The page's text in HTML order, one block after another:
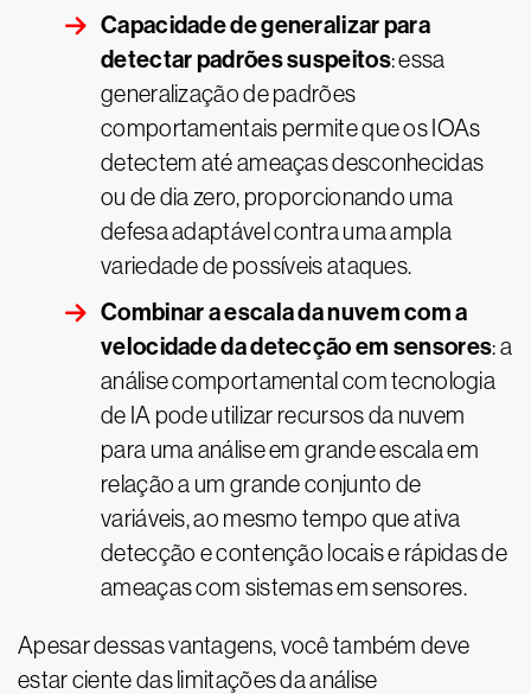
Capacidade de generalizar para
detectar padrões suspeitos: essa
generalização de padrões
comportamentais permite que os IOAs
detectem até ameaças desconhecidas
ou de dia zero, proporcionando uma
defesa adaptável contra uma ampla
variedade de possíveis ataques.
Combinar a escala da nuvem com a
velocidade da detecção em sensores: a
análise comportamental com tecnologia
de IA pode utilizar recursos da nuvem
para uma análise em grande escala em
relação a um grande conjunto de
variáveis, ao mesmo tempo que ativa
detecção e contenção locais e rápidas de
ameaças com sistemas em sensores.
Apesar dessas vantagens, você também deve
estar ciente das limitações da análise